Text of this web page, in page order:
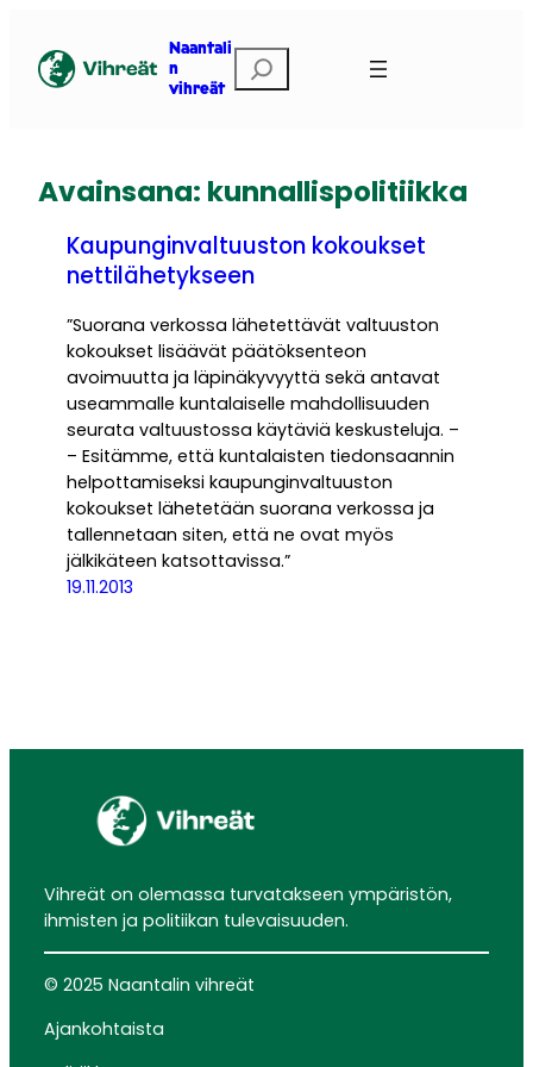
sisältöön
Naantali
n
vihreät
Etsi
Avainsana: kunnallispolitiikka
Kaupunginvaltuuston kokoukset
nettilähetykseen
”Suorana verkossa lähetettävät valtuuston
kokoukset lisäävät päätöksenteon
avoimuutta ja läpinäkyvyyttä sekä antavat
useammalle kuntalaiselle mahdollisuuden
seurata valtuustossa käytäviä keskusteluja. –
– Esitämme, että kuntalaisten tiedonsaannin
helpottamiseksi kaupunginvaltuuston
kokoukset lähetetään suorana verkossa ja
tallennetaan siten, että ne ovat myös
jälkikäteen katsottavissa.”
19.11.2013
Vihreät on olemassa turvatakseen ympäristön,
ihmisten ja politiikan tulevaisuuden.
© 2025 Naantalin vihreät
Ajankohtaista